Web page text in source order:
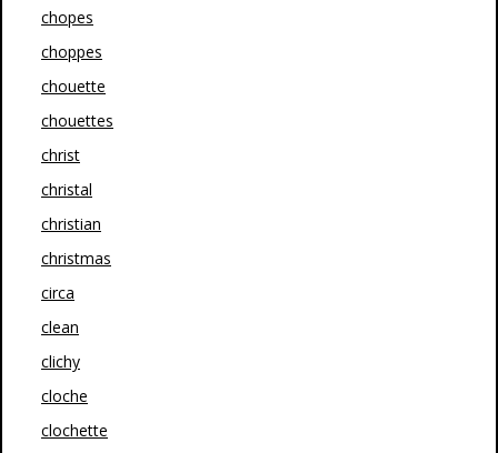
chopes
choppes
chouette
chouettes
christ
christal
christian
christmas
circa
clean
clichy
cloche
clochette